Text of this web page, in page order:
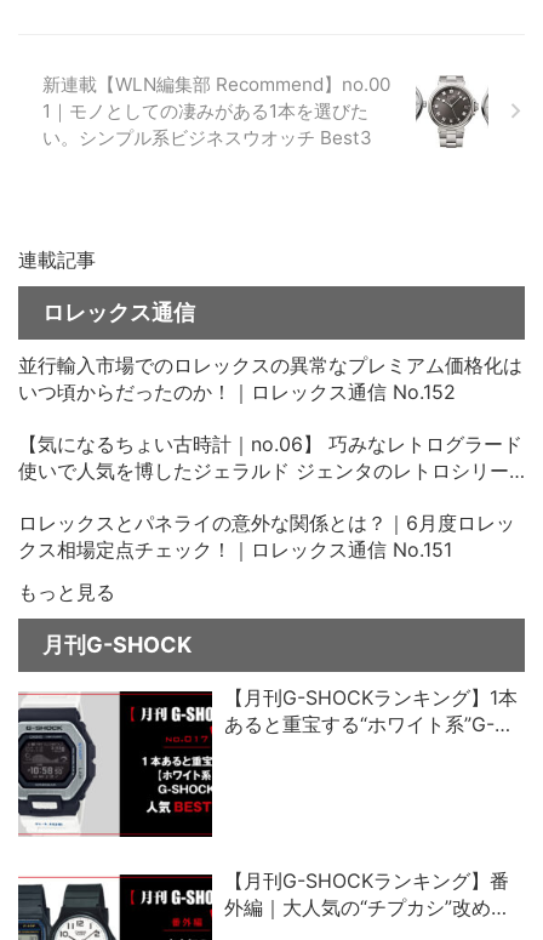
新連載【WLN編集部 Recommend】no.00
1｜モノとしての凄みがある1本を選びた
い。シンプル系ビジネスウオッチ Best3
連載記事
ロレックス通信
並行輸入市場でのロレックスの異常なプレミアム価格化は
いつ頃からだったのか！｜ロレックス通信 No.152
【気になるちょい古時計｜no.06】 巧みなレトログラード
使いで人気を博したジェラルド ジェンタのレトロシリー
ロレックスとパネライの意外な関係とは？｜6月度ロレッ
クス相場定点チェック！｜ロレックス通信 No.151
もっと見る
月刊G-SHOCK
【月刊G-SHOCKランキング】1本
あると重宝する“ホワイト系”G-
【月刊G-SHOCKランキング】番
外編｜大人気の“チプカシ”改め、